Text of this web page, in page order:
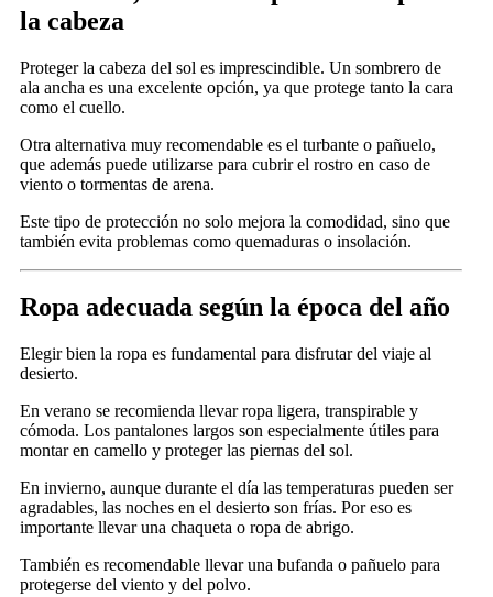
la cabeza
Proteger la cabeza del sol es imprescindible. Un sombrero de
ala ancha es una excelente opción, ya que protege tanto la cara
como el cuello.
Otra alternativa muy recomendable es el turbante o pañuelo,
que además puede utilizarse para cubrir el rostro en caso de
viento o tormentas de arena.
Este tipo de protección no solo mejora la comodidad, sino que
también evita problemas como quemaduras o insolación.
Ropa adecuada según la época del año
Elegir bien la ropa es fundamental para disfrutar del viaje al
desierto.
En verano se recomienda llevar ropa ligera, transpirable y
cómoda. Los pantalones largos son especialmente útiles para
montar en camello y proteger las piernas del sol.
En invierno, aunque durante el día las temperaturas pueden ser
agradables, las noches en el desierto son frías. Por eso es
importante llevar una chaqueta o ropa de abrigo.
También es recomendable llevar una bufanda o pañuelo para
protegerse del viento y del polvo.